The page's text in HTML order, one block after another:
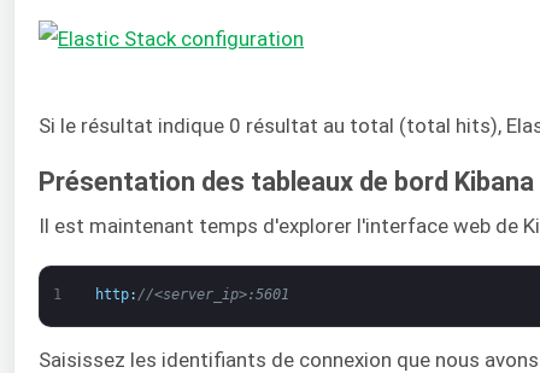
Si le résultat indique 0 résultat au total (total hits),
Présentation des tableaux de bord Kibana
Il est maintenant temps d'explorer l'interface web de
1 http: //<server_ip>:5601
Saisissez les identifiants de connexion que nous